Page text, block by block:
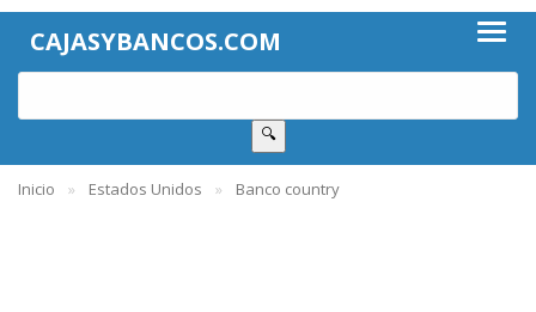
CAJASYBANCOS.COM
🔍
Inicio Estados Unidos Banco country